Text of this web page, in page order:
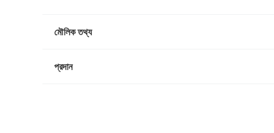
মৌলিক তথ্য
প্রদান